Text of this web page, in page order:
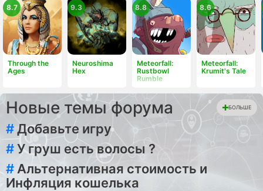
Through the
Ages
8.7
Neuroshima
Hex
9.3
Meteorfall:
Rustbowl
Rumble
8.8
Meteorfall:
Krumit's Tale
8.6
Новые темы форума БОЛЬШЕ
#Добавьте игру
#У груш есть волосы ?
# Альтернативная стоимость и
Инфляция кошелька